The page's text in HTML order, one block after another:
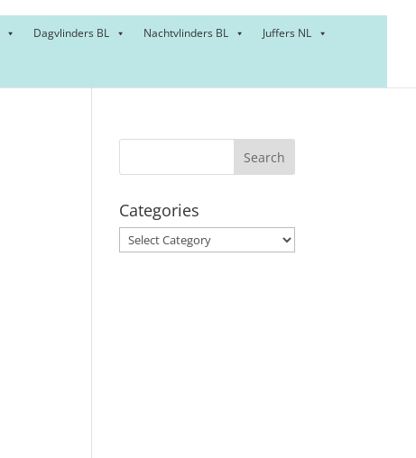
Dagvlinders BL Nachtvlinders BL Juffers NL
Categories
Categories